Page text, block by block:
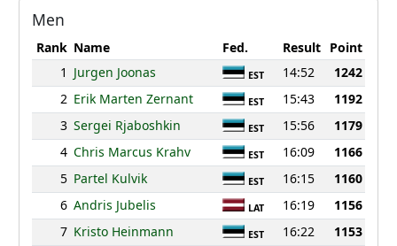
Men
Rank Name Fed. Result
Point
1 Jurgen Joonas EST 14:52
1242
2 Erik Marten Zernant EST 15:43
1192
3 Sergei Rjaboshkin EST 15:56
1179
4 Chris Marcus Krahv EST 16:09
1166
5 Partel Kulvik EST 16:15
1160
6 Andris Jubelis LAT 16:19
1156
7 Kristo Heinmann EST 16:22
1153